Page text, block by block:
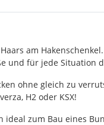
am Hakenschenkel.
und für jede Situation
ohne gleich zu
H2 oder KSX!
zum Bau eines